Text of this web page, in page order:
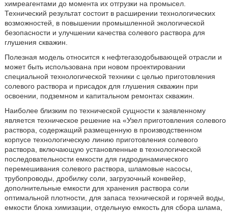
химреагентами до момента их отгрузки на промысел.
Технический результат состоит в расширении технологических
возможностей, в повышении промышленной экологической
безопасности и улучшении качества солевого раствора для
глушения скважин.
Полезная модель относится к нефтегазодобывающей отрасли и
может быть использована при новом проектировании
специальной технологической техники с целью приготовления
солевого раствора и присадок для глушения скважин при
освоении, подземном и капитальном ремонтах скважин.
Наиболее близким по технической сущности к заявленному
является техническое решение на «Узел приготовления солевого
раствора, содержащий размещенную в производственном
корпусе технологическую линию приготовления солевого
раствора, включающую установленные в технологической
последовательности емкости для гидродинамического
перемешивания солевого раствора, шламовые насосы,
трубопроводы, дробилку соли, загрузочный конвейер,
дополнительные емкости для хранения раствора соли
оптимальной плотности, для запаса технической и горячей воды,
емкости блока химизации, отдельную емкость для сбора шлама,